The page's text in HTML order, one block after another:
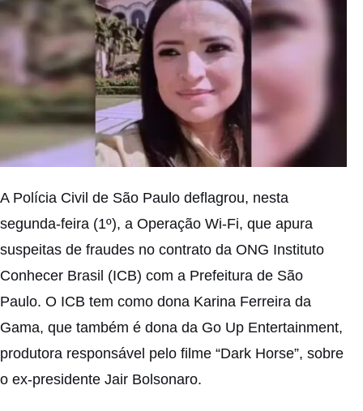
A Polícia Civil de São Paulo deflagrou, nesta
segunda-feira (1º), a Operação Wi-Fi, que apura
suspeitas de fraudes no contrato da ONG Instituto
Conhecer Brasil (ICB) com a Prefeitura de São
Paulo. O ICB tem como dona Karina Ferreira da
Gama, que também é dona da Go Up Entertainment,
produtora responsável pelo filme “Dark Horse”, sobre
o ex-presidente Jair Bolsonaro.